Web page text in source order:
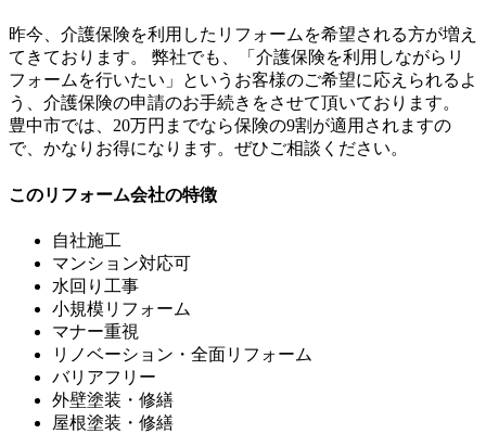
昨今、介護保険を利用したリフォームを希望される方が増え
てきております。 弊社でも、「介護保険を利用しながらリ
フォームを行いたい」というお客様のご希望に応えられるよ
う、介護保険の申請のお手続きをさせて頂いております。
豊中市では、20万円までなら保険の9割が適用されますの
で、かなりお得になります。ぜひご相談ください。
このリフォーム会社の特徴
自社施工
マンション対応可
水回り工事
小規模リフォーム
マナー重視
リノベーション・全面リフォーム
バリアフリー
外壁塗装・修繕
屋根塗装・修繕